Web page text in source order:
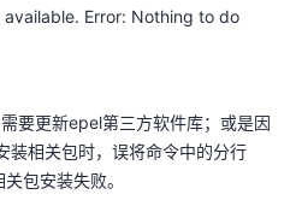
Error: Nothing to do
要更新epel第三方软件库；或是因
装相关包时，误将命令中的分行
包安装失败。